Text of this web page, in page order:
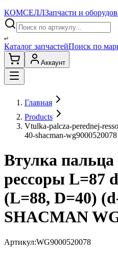
КОМСЕЛЛЗапчасти и
↵
Каталог запчастейПоиск по
Аккаунт
Главная
Products
Vtulka-palcza-perednej-
40-shacman-wg9000520078
Втулка пальца
рессоры L=87
(L=88, D=40)
SHACMAN
Артикул:WG9000520078